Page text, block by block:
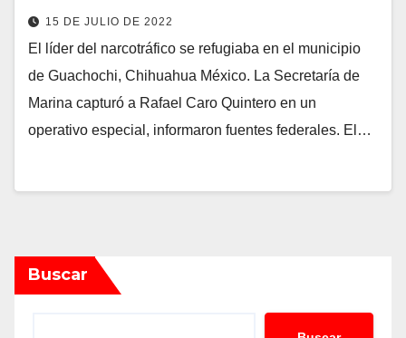
15 DE JULIO DE 2022
El líder del narcotráfico se refugiaba en el municipio
de Guachochi, Chihuahua México. La Secretaría de
Marina capturó a Rafael Caro Quintero en un
operativo especial, informaron fuentes federales. El…
Buscar